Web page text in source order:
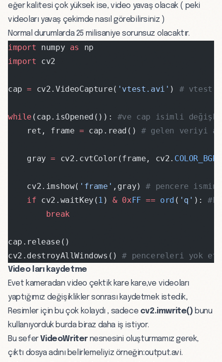
eğer kalitesi çok yüksek ise, video yavaş olacak ( peki
videoları yavaş çekimde nasıl görebilirsiniz )
Normal durumlarda 25 milisaniye sorunsuz olacaktır.
import numpy as
np
import cv2
cap = cv2.VideoCapture( 'vtest.avi' ) #
while (cap.isOpened()): #ve cap isimli
    ret, frame
= cap.read() # gelen veriyi
    gray
= cv2.cvtColor(frame, cv2.
    cv2.imshow(
'frame' ,gray) # pencere
    if
cv2.waitKey( 1 ) & 0xFF == ord ( 'q' ):
        break
cap.release()
cv2.destroyAllWindows() # pencereleri yok
Video ları kaydetme
Evet kameradan video çektik kare kare,ve videoları
yaptığımız değişiklikler sonrası kaydetmek istedik,
Resimler için bu çok kolaydı , sadece cv2.imwrite() bunu
kullanıyorduk burda biraz daha iş istiyor.
Bu seferVideoWriter nesnesini oluşturmamız gerek,
çıktı dosya adını belirlemeliyiz örneğin:output.avi.